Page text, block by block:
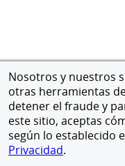
Nosotros y nuestros
otras herramientas
detener el fraude y
este sitio, aceptas
según lo establecido
Privacidad.